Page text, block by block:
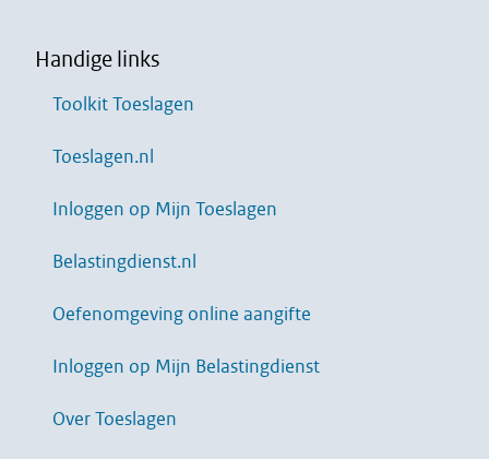
Handige links
Toolkit Toeslagen
Toeslagen.nl
Inloggen op Mijn Toeslagen
Belastingdienst.nl
Oefenomgeving online aangifte
Inloggen op Mijn Belastingdienst
Over Toeslagen